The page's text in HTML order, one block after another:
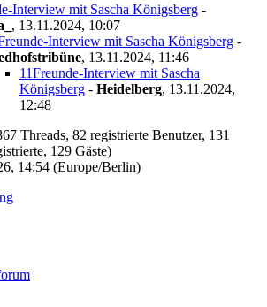
Interview mit Sascha Königsberg -
, 13.11.2024, 10:07
Interview mit Sascha Königsberg -
, 13.11.2024, 11:46
11Freunde-Interview mit Sascha
Königsberg - Heidelberg, 13.11.2024,
12:48
Threads, 82 registrierte Benutzer, 131
129 Gäste)
14:54 (Europe/Berlin)